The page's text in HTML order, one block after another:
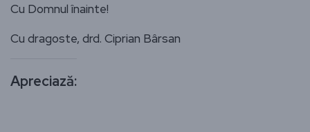
Cu Domnul înainte!
Cu dragoste, drd. Ciprian Bârsan
Apreciază: